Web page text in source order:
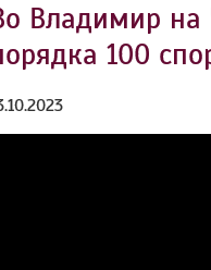
Владимир на
100